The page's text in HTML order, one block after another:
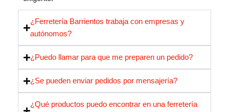
¿Ferretería Barrientos trabaja con empresas y
autónomos?
¿Puedo llamar para que me preparen un pedido?
¿Se pueden enviar pedidos por mensajería?
¿Qué productos puedo encontrar en una ferretería